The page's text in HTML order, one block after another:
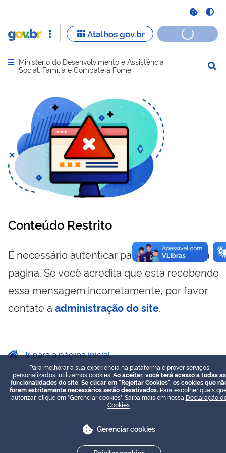
Abrir menu principal de navegação
Ministério do Desenvolvimento e Assistência
Social, Família e Combate à Fome
Conteúdo Restrito
É necessário autenticar para visualizar essa
página. Se você acredita que está recebendo
essa mensagem incorretamente, por favor
contate a administração do site.
Ir para a página inicial
Para melhorar a sua experiência na plataforma e prover serviços
personalizados, utilizamos cookies. Ao aceitar, você terá acesso a todas as
funcionalidades do site. Se clicar em "Rejeitar Cookies", os cookies que
forem estritamente necessários serão desativados. Para escolher quais
autorizar, clique em "Gerenciar cookies". Saiba mais em nossa Declaração
Cookies
Gerenciar cookies